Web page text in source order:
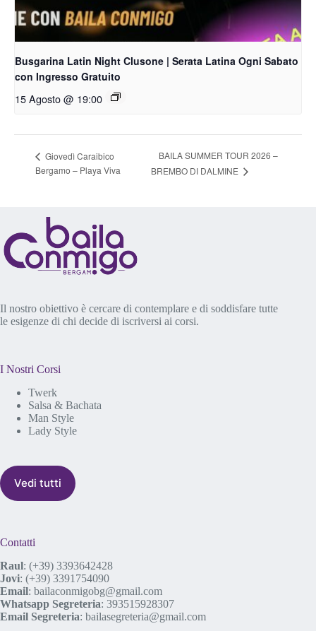
Busgarina Latin Night Clusone | Serata Latina Ogni Sabato
con Ingresso Gratuito
15 Agosto @ 19:00
Giovedì Caraibico
Bergamo – Playa Viva
BAILA SUMMER TOUR 2026 –
BREMBO DI DALMINE
Il nostro obiettivo è cercare di contemplare e di soddisfare tutte
le esigenze di chi decide di iscriversi ai corsi.
I Nostri Corsi
Twerk
Salsa & Bachata
Man Style
Lady Style
Vedi tutti
Contatti
Raul: (+39) 3393642428
Jovi: (+39) 3391754090
Email: bailaconmigobg@gmail.com
Whatsapp Segreteria: 393515928307
Email Segreteria: bailasegreteria@gmail.com